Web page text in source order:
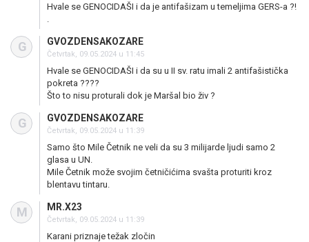
Hvale se GENOCIDAŠI i da je antifašizam u temeljima GERS-a ?!
.
G GVOZDENSAKOZARE
Četvrtak, 09.05.2024 u 11:45
Hvale se GENOCIDAŠI i da su u II sv. ratu imali 2 antifašistička
pokreta ????
Što to nisu proturali dok je Maršal bio živ ?
G GVOZDENSAKOZARE
Četvrtak, 09.05.2024 u 11:39
Samo što Mile Četnik ne veli da su 3 milijarde ljudi samo 2
glasa u UN.
Mile Četnik može svojim četničićima svašta proturiti kroz
blentavu tintaru.
M MR.X23
Četvrtak, 09.05.2024 u 11:39
Karani priznaje težak zločin